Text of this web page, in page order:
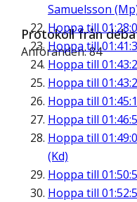
Samuelsson
Hoppa till
Hoppa till
Hoppa till
Hoppa till
Hoppa till
Hoppa till
Hoppa till
(Kd)
Hoppa till
Hoppa till
Protokoll från
Anföranden: 84